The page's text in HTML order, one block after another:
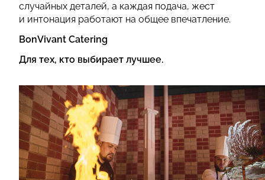
случайных деталей, а каждая подача, жест
и интонация работают на общее впечатление.
BonVivant Catering
Для тех, кто выбирает лучшее.